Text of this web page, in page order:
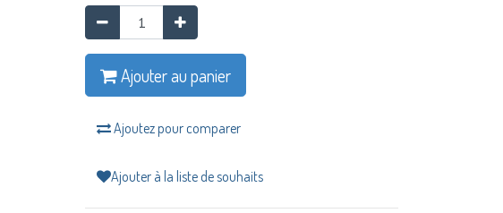
Ajouter au panier
Ajoutez pour comparer
Ajouter à la liste de souhaits